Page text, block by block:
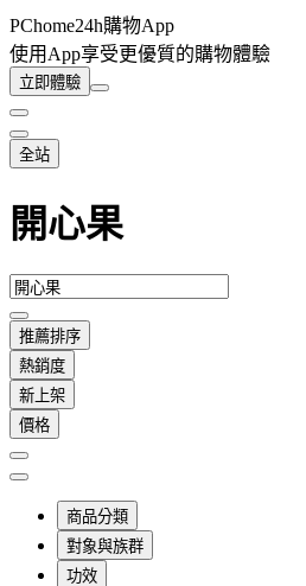
PChome24h購物App
使用App享受更優質的購物體驗
立即體驗
全站
開心果
推薦排序
熱銷度
新上架
價格
商品分類
對象與族群
功效